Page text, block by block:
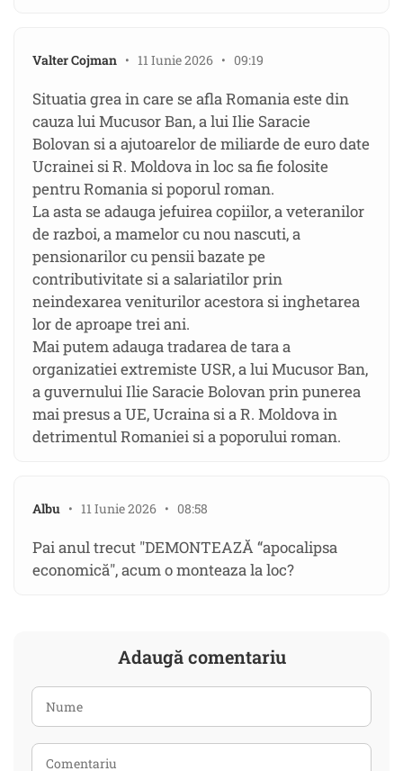
Valter Cojman • 11 Iunie 2026 • 09:19
Situatia grea in care se afla Romania este din
cauza lui Mucusor Ban, a lui Ilie Saracie
Bolovan si a ajutoarelor de miliarde de euro date
Ucrainei si R. Moldova in loc sa fie folosite
pentru Romania si poporul roman.
La asta se adauga jefuirea copiilor, a veteranilor
de razboi, a mamelor cu nou nascuti, a
pensionarilor cu pensii bazate pe
contributivitate si a salariatilor prin
neindexarea veniturilor acestora si inghetarea
lor de aproape trei ani.
Mai putem adauga tradarea de tara a
organizatiei extremiste USR, a lui Mucusor Ban,
a guvernului Ilie Saracie Bolovan prin punerea
mai presus a UE, Ucraina si a R. Moldova in
detrimentul Romaniei si a poporului roman.
Albu • 11 Iunie 2026 • 08:58
Pai anul trecut "DEMONTEAZĂ “apocalipsa
economică", acum o monteaza la loc?
Adaugă comentariu